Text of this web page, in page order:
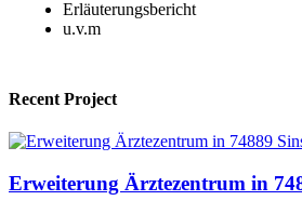
Erläuterungsbericht
u.v.m
Recent Project
Erweiterung Ärztezentrum in